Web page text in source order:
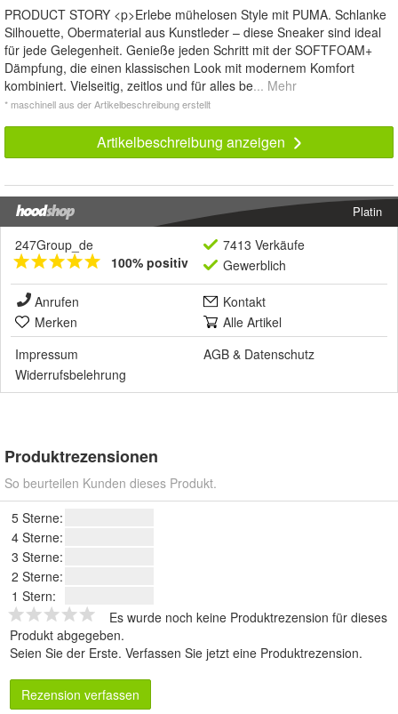
PRODUCT STORY <p>Erlebe mühelosen Style mit PUMA. Schlanke
Silhouette, Obermaterial aus Kunstleder – diese Sneaker sind ideal
für jede Gelegenheit. Genieße jeden Schritt mit der SOFTFOAM+
Dämpfung, die einen klassischen Look mit modernem Komfort
kombiniert. Vielseitig, zeitlos und für alles be... Mehr
* maschinell aus der Artikelbeschreibung erstellt
Artikelbeschreibung anzeigen
Platin
247Group_de
100% positiv
7413 Verkäufe
Gewerblich
Anrufen
Kontakt
Merken
Alle Artikel
Impressum
AGB & Datenschutz
Widerrufsbelehrung
Produktrezensionen
So beurteilen Kunden dieses Produkt.
5 Sterne:
4 Sterne:
3 Sterne:
2 Sterne:
1 Stern:
Es wurde noch keine Produktrezension für dieses
Produkt abgegeben.
Seien Sie der Erste. Verfassen Sie jetzt eine Produktrezension.
Rezension verfassen